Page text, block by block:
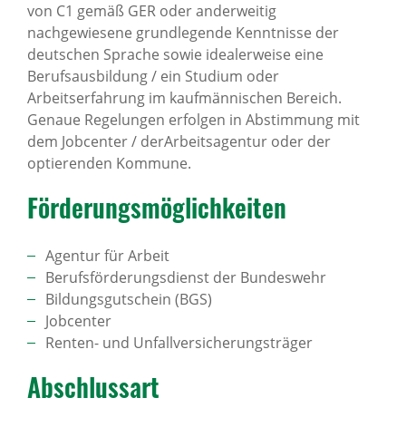
von C1 gemäß GER oder anderweitig
nachgewiesene grundlegende Kenntnisse der
deutschen Sprache sowie idealerweise eine
Berufsausbildung / ein Studium oder
Arbeitserfahrung im kaufmännischen Bereich.
Genaue Regelungen erfolgen in Abstimmung mit
dem Jobcenter / derArbeitsagentur oder der
optierenden Kommune.
Förde­rungs­mög­lich­keiten
Agentur für Arbeit
Berufsförderungsdienst der Bundeswehr
Bildungsgutschein (BGS)
Jobcenter
Renten- und Unfallversicherungsträger
Abschlussart